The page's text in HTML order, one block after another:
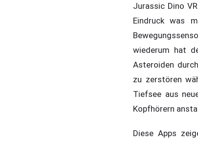
Jurassic Dino
Eindruck was
wiederum hat
Asteroiden
zu zerstören
Tiefsee aus
Kopfhörern
Diese Apps